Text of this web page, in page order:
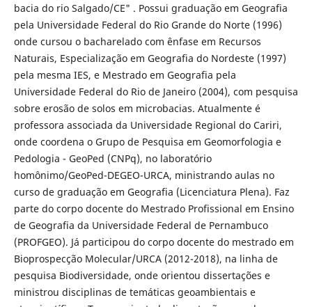
bacia do rio Salgado/CE" . Possui graduação em Geografia
pela Universidade Federal do Rio Grande do Norte (1996)
onde cursou o bacharelado com ênfase em Recursos
Naturais, Especialização em Geografia do Nordeste (1997)
pela mesma IES, e Mestrado em Geografia pela
Universidade Federal do Rio de Janeiro (2004), com pesquisa
sobre erosão de solos em microbacias. Atualmente é
professora associada da Universidade Regional do Cariri,
onde coordena o Grupo de Pesquisa em Geomorfologia e
Pedologia - GeoPed (CNPq), no laboratório
homônimo/GeoPed-DEGEO-URCA, ministrando aulas no
curso de graduação em Geografia (Licenciatura Plena). Faz
parte do corpo docente do Mestrado Profissional em Ensino
de Geografia da Universidade Federal de Pernambuco
(PROFGEO). Já participou do corpo docente do mestrado em
Bioprospecção Molecular/URCA (2012-2018), na linha de
pesquisa Biodiversidade, onde orientou dissertações e
ministrou disciplinas de temáticas geoambientais e